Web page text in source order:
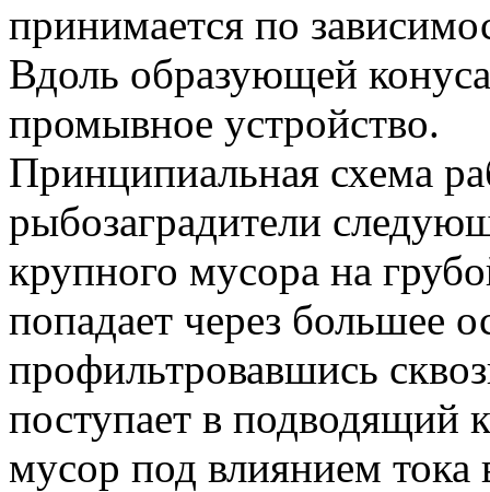
принимается по
Вдоль образующей
промывное устройство.
Принципиальная схема
рыбозаградители
крупного мусора на
попадает через большее
профильтровавшись
поступает в подводящий
мусор под влиянием